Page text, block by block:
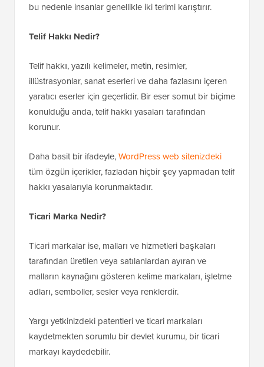
bu nedenle insanlar genellikle iki terimi karıştırır.
Telif Hakkı Nedir?
Telif hakkı, yazılı kelimeler, metin, resimler,
illüstrasyonlar, sanat eserleri ve daha fazlasını içeren
yaratıcı eserler için geçerlidir. Bir eser somut bir biçime
konulduğu anda, telif hakkı yasaları tarafından
korunur.
Daha basit bir ifadeyle,WordPress web sitenizdeki
tüm özgün içerikler, fazladan hiçbir şey yapmadan telif
hakkı yasalarıyla korunmaktadır.
Ticari Marka Nedir?
Ticari markalar ise, malları ve hizmetleri başkaları
tarafından üretilen veya satılanlardan ayıran ve
malların kaynağını gösteren kelime markaları, işletme
adları, semboller, sesler veya renklerdir.
Yargı yetkinizdeki patentleri ve ticari markaları
kaydetmekten sorumlu bir devlet kurumu, bir ticari
markayı kaydedebilir.